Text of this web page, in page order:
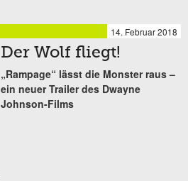
14. Februar 2018
Der Wolf fliegt!
„Rampage“ lässt die Monster raus –
ein neuer Trailer des Dwayne
Johnson-Films